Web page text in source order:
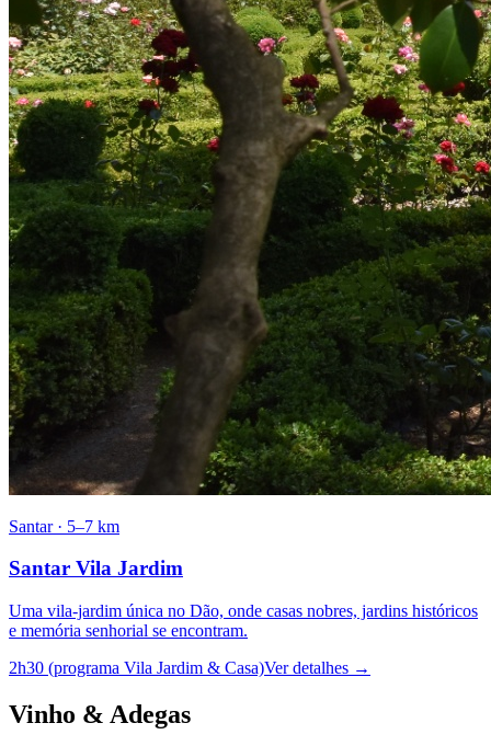
Santar· 5–7 km
Santar Vila Jardim
Uma vila-jardim única no Dão, onde casas nobres, jardins históricos
e memória senhorial se encontram.
2h30 (programa Vila Jardim & Casa)Ver detalhes →
Vinho & Adegas